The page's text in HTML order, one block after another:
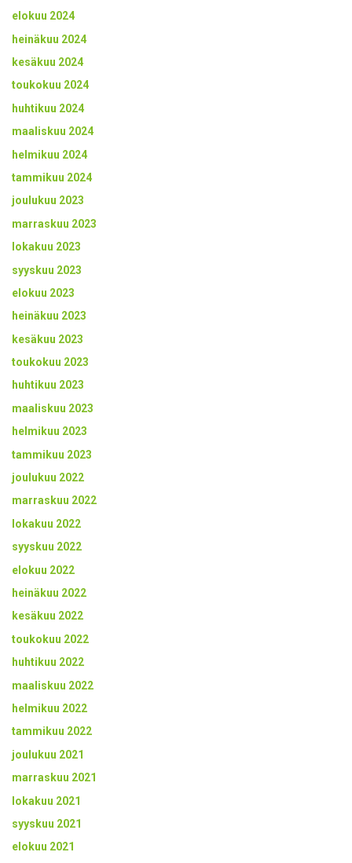
elokuu 2024
heinäkuu 2024
kesäkuu 2024
toukokuu 2024
huhtikuu 2024
maaliskuu 2024
helmikuu 2024
tammikuu 2024
joulukuu 2023
marraskuu 2023
lokakuu 2023
syyskuu 2023
elokuu 2023
heinäkuu 2023
kesäkuu 2023
toukokuu 2023
huhtikuu 2023
maaliskuu 2023
helmikuu 2023
tammikuu 2023
joulukuu 2022
marraskuu 2022
lokakuu 2022
syyskuu 2022
elokuu 2022
heinäkuu 2022
kesäkuu 2022
toukokuu 2022
huhtikuu 2022
maaliskuu 2022
helmikuu 2022
tammikuu 2022
joulukuu 2021
marraskuu 2021
lokakuu 2021
syyskuu 2021
elokuu 2021